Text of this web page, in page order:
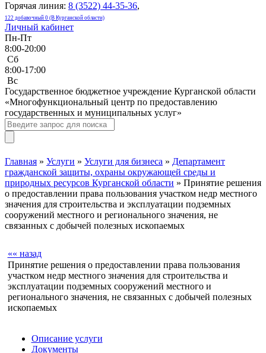
Горячая линия: 8 (3522) 44-35-36,
122 добавочный 0 (В Курганской области)
Личный кабинет
Пн-Пт
8:00-20:00
Сб
8:00-17:00
Bc
Государственное бюджетное учреждение Курганской области
«Многофункциональный центр по предоставлению
государственных и муниципальных услуг»
Главная » Услуги » Услуги для бизнеса » Департамент
гражданской защиты, охраны окружающей среды и
природных ресурсов Курганской области » Принятие решения
о предоставлении права пользования участком недр местного
значения для строительства и эксплуатации подземных
сооружений местного и регионального значения, не
связанных с добычей полезных ископаемых
«« назад
Принятие решения о предоставлении права пользования
участком недр местного значения для строительства и
эксплуатации подземных сооружений местного и
регионального значения, не связанных с добычей полезных
ископаемых
Описание услуги
Документы